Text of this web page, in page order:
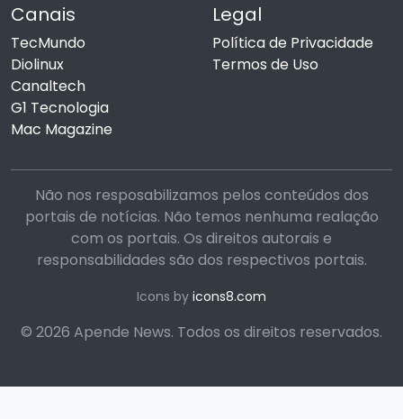
Canais
TecMundo
Diolinux
Canaltech
G1 Tecnologia
Mac Magazine
Legal
Política de Privacidade
Termos de Uso
Não nos resposabilizamos pelos conteúdos dos
portais de notícias. Não temos nenhuma realação
com os portais. Os direitos autorais e
responsabilidades são dos respectivos portais.
Icons by icons8.com
© 2026 Apende News. Todos os direitos reservados.